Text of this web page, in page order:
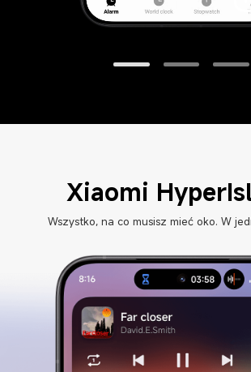
Xiaomi
Wszystko, na co musisz mieć oko. W